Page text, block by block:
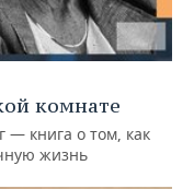
комнате
— книга о том, как
жизнь